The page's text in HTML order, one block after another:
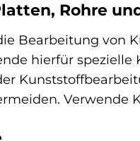
Rohre
Bearbeitung
hierfür